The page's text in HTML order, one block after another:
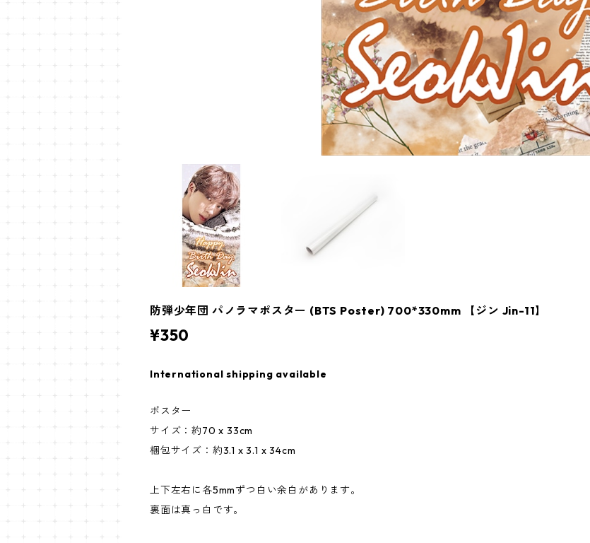
防弾少年団 パノラマポスター (BTS Poster) 700*330mm 【ジン Jin-11】
¥350
International shipping available
ポスター
サイズ：約70 x 33cm
梱包サイズ：約3.1 x 3.1 x 34cm
上下左右に各5mmずつ白い余白があります。
裏面は真っ白です。